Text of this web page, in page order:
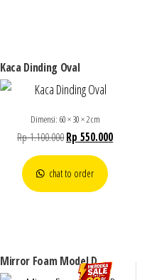
Kaca Dinding Oval
Dimensi: 60 × 30 × 2 cm
Rp1.100.000Rp 550.000
chat to order
Mirror Foam Model D